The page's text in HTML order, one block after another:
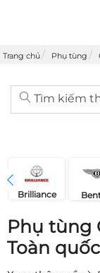
Trang chủ Phụ tùng
Tìm kiếm
Brilliance
Phụ tùng
Toàn